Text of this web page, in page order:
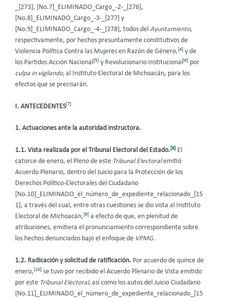
_[273], [No.7]_ELIMINADO_Cargo_-2-_[276],
[No.8]_ELIMINADO_Cargo_-3-_[277] y
[No.9]_ELIMINADO_Cargo_-4-_[278], todos del Ayuntamiento,
respectivamente, por hechos presuntamente constitutivos de
Violencia Política Contra las Mujeres en Razón de Género,[4] y de
los Partidos Acción Nacional [5] y Revolucionario Institucional [6] por
culpa in vigilando, al Instituto Electoral de Michoacán, para los
efectos que se precisarán.
I. ANTECEDENTES [7]
1. Actuaciones ante la autoridad instructora.
1.1. Vista realizada por el Tribunal Electoral del Estado. [8] El
catorce de enero, el Pleno de este Tribunal Electoralemitió
Acuerdo Plenario, dentro del Juicio para la Protección de los
Derechos Político-Electorales del Ciudadano
[No.10]_ELIMINADO_el_número_de_expediente_relacionado_[15
1], a través del cual, entre otras cuestiones se dio vista al Instituto
Electoral de Michoacán,[9] a efecto de que, en plenitud de
atribuciones, emitiera el pronunciamiento correspondiente sobre
los hechos denunciados bajo el enfoque de VPMG.
1.2. Radicación y solicitud de ratificación. Por acuerdo de quince de
enero,[10] se tuvo por recibido el Acuerdo Plenario de Vista emitido
por este Tribunal Electoral, así como los autos del Juicio Ciudadano
[No.11]_ELIMINADO_el_número_de_expediente_relacionado_[15